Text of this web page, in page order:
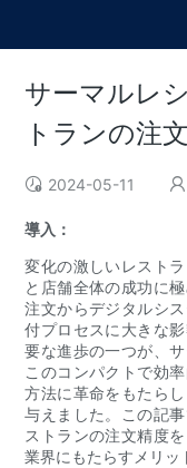
サーマルレ
トランの注
2024-05-11
導入：
変化の激しいレスト
と店舗全体の成功に
注文からデジタルシ
付プロセスに大きな
要な進歩の一つが、
このコンパクトで効
方法に革命をもたら
与えました。この記
ストランの注文精度
業界にもたらすメリッ